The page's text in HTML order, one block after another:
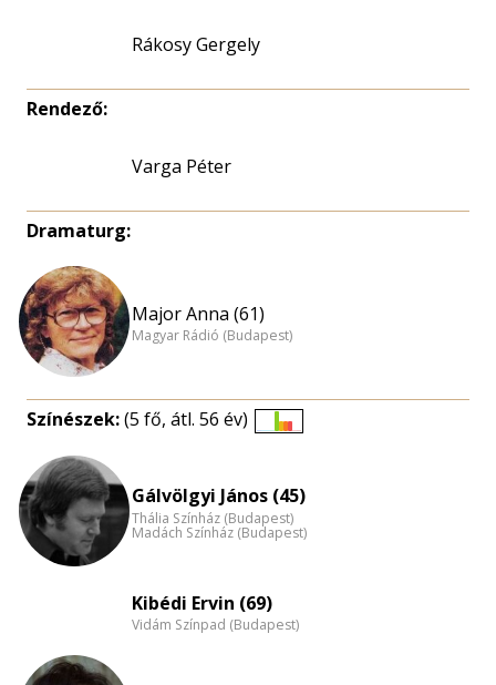
Rákosy Gergely
Rendező:
Varga Péter
Dramaturg:
Major Anna (61)
Magyar Rádió (Budapest)
Színészek:(5 fő, átl. 56 év)
nagyítása
Gálvölgyi János (45)
Thália Színház (Budapest)
Madách Színház (Budapest)
Kibédi Ervin (69)
Vidám Színpad (Budapest)